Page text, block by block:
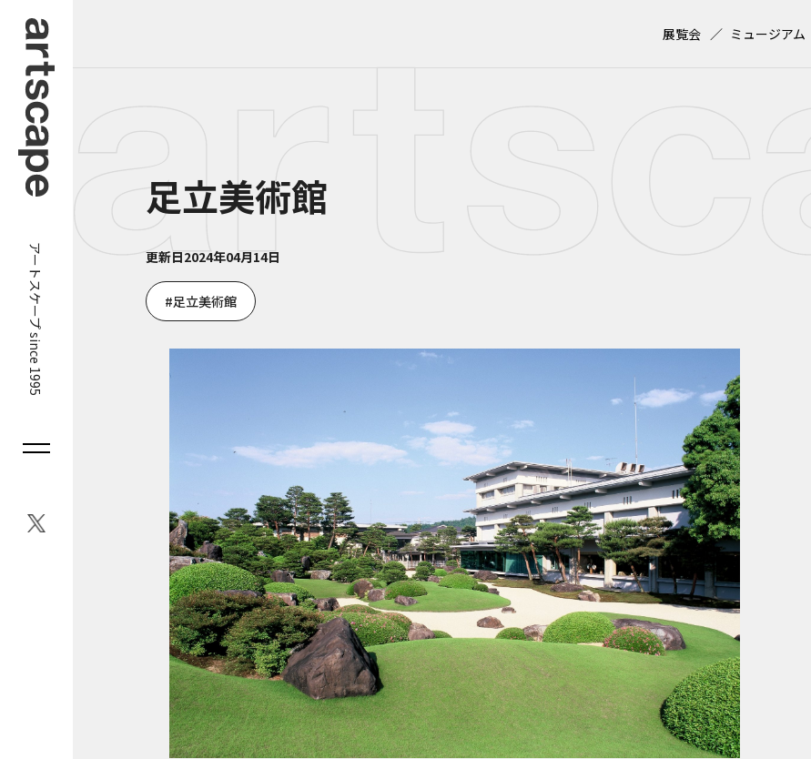
アートスケープ since 1995
展覧会 ミュージアム
足立美術館
更新日2024年04月14日
足立美術館